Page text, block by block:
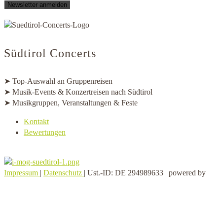
Newsletter anmelden
Südtirol Concerts
➤ Top-Auswahl an Gruppenreisen
➤ Musik-Events & Konzertreisen nach Südtirol
➤ Musikgruppen, Veranstaltungen & Feste
Kontakt
Bewertungen
Impressum | Datenschutz | Ust.-ID: DE 294989633 | powered by